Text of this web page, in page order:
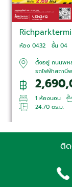
ห้อง 0432 ชั้น 04
ตั้งอยู่ ถนนพห
รถไฟฟ้าสถานี
1 ห้องนอน
24.70 ตร.ม.
ติด